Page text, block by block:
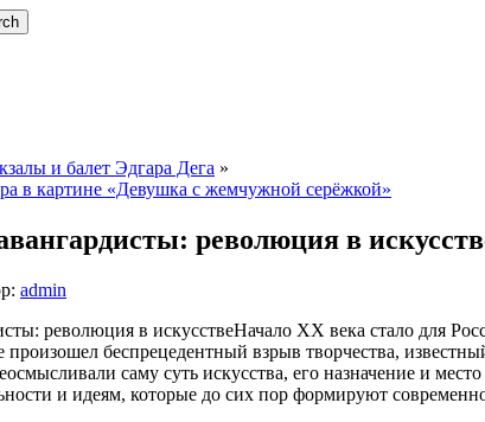
и балет Эдгара Дега »
в картине «Девушка с жемчужной серёжкой»
революция в
admin
Начало XX века стало для
произошел беспрецедентный взрыв творчества,
саму суть искусства, его назначение и
и идеям, которые до сих пор формируют